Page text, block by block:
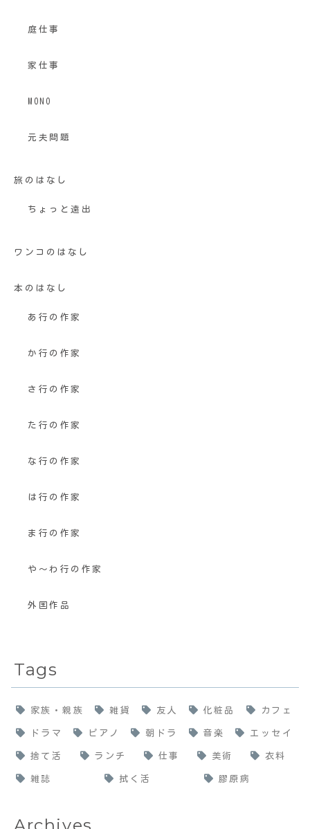
庭仕事
家仕事
MONO
元夫問題
旅のはなし
ちょっと遠出
ワンコのはなし
本のはなし
あ行の作家
か行の作家
さ行の作家
た行の作家
な行の作家
は行の作家
ま行の作家
や〜わ行の作家
外国作品
Tags
家族・親族 雑貨 友人 化粧品 カフェ
ドラマ ピアノ 朝ドラ 音楽 エッセイ
捨て活 ランチ 仕事 美術 衣料
雑誌 拭く活 膠原病